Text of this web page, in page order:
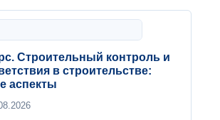
Строительный контроль и
в строительстве:
аспекты